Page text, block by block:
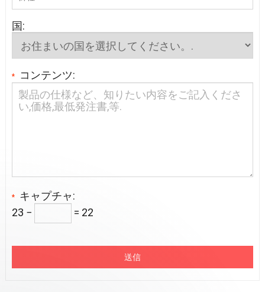
国:
* コンテンツ:
*
キャプチャ:
23 −
= 22
送信